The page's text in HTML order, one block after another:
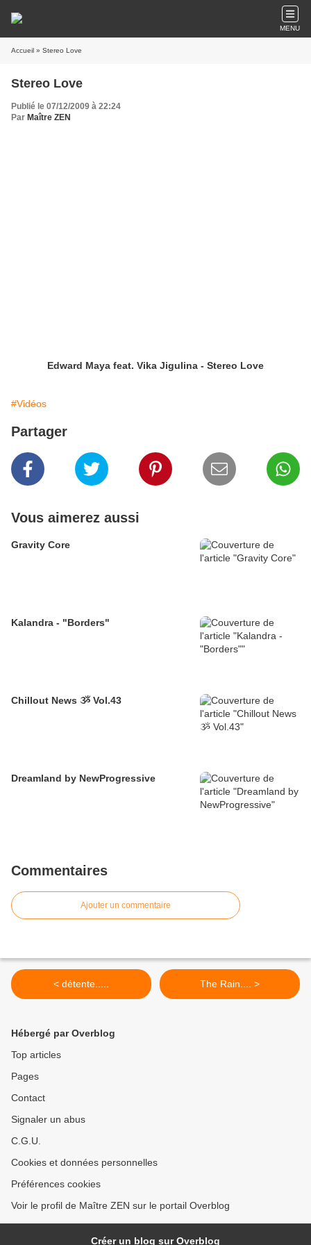
MENU
Accueil » Stereo Love
Stereo Love
Publié le 07/12/2009 à 22:24
Par Maître ZEN
Edward Maya feat. Vika Jigulina - Stereo Love
#Vidéos
Partager
Vous aimerez aussi
Gravity Core
Kalandra - "Borders"
Chillout News ૐ Vol.43
Dreamland by NewProgressive
Commentaires
Ajouter un commentaire
< détente..... The Rain.... >
Hébergé par Overblog
Top articles
Pages
Contact
Signaler un abus
C.G.U.
Cookies et données personnelles
Préférences cookies
Voir le profil de Maître ZEN sur le portail Overblog
Créer un blog sur Overblog